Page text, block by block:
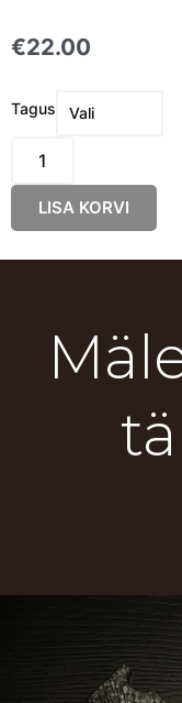
€22.00
Tagus
Mere
Poolkuu
kogusLISA KORVI